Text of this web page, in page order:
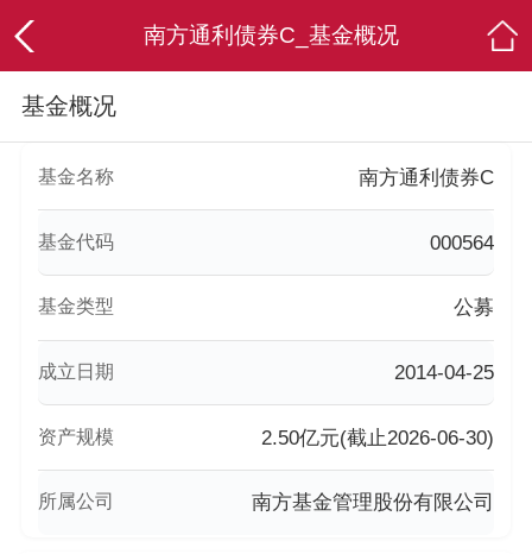
南方通利债券C_基金概况
基金概况
基金名称 南方通利债券C
基金代码 000564
基金类型 公募
成立日期 2014-04-25
资产规模 2.50亿元(截止2026-06-30)
所属公司 南方基金管理股份有限公司